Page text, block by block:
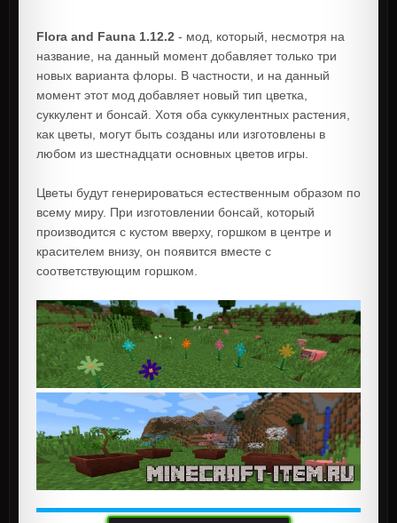
Flora and Fauna 1.12.2 - мод, который, несмотря на
название, на данный момент добавляет только три
новых варианта флоры. В частности, и на данный
момент этот мод добавляет новый тип цветка,
суккулент и бонсай. Хотя оба суккулентных растения,
как цветы, могут быть созданы или изготовлены в
любом из шестнадцати основных цветов игры.
Цветы будут генерироваться естественным образом по
всему миру. При изготовлении бонсай, который
производится с кустом вверху, горшком в центре и
красителем внизу, он появится вместе с
соответствующим горшком.